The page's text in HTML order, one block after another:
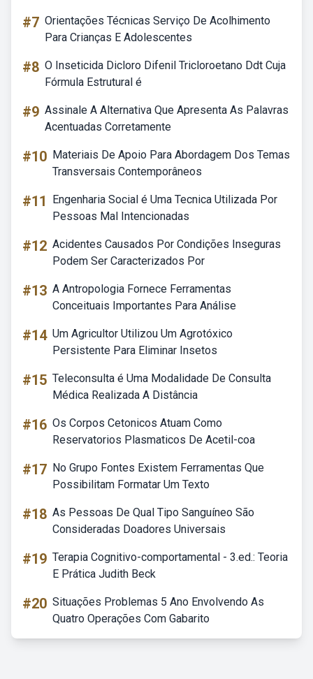
#7 Orientações Técnicas Serviço De Acolhimento
Para Crianças E Adolescentes
#8 O Inseticida Dicloro Difenil Tricloroetano Ddt Cuja
Fórmula Estrutural é
#9 Assinale A Alternativa Que Apresenta As Palavras
Acentuadas Corretamente
#10 Materiais De Apoio Para Abordagem Dos Temas
Transversais Contemporâneos
#11
Engenharia Social é Uma Tecnica Utilizada Por
Pessoas Mal Intencionadas
#12 Acidentes Causados Por Condições Inseguras
Podem Ser Caracterizados Por
#13 A Antropologia Fornece Ferramentas
Conceituais Importantes Para Análise
#14 Um Agricultor Utilizou Um Agrotóxico
Persistente Para Eliminar Insetos
#15 Teleconsulta é Uma Modalidade De Consulta
Médica Realizada A Distância
#16 Os Corpos Cetonicos Atuam Como
Reservatorios Plasmaticos De Acetil-coa
#17 No Grupo Fontes Existem Ferramentas Que
Possibilitam Formatar Um Texto
#18 As Pessoas De Qual Tipo Sanguíneo São
Consideradas Doadores Universais
#19 Terapia Cognitivo-comportamental - 3.ed.: Teoria
E Prática Judith Beck
#20 Situações Problemas 5 Ano Envolvendo As
Quatro Operações Com Gabarito